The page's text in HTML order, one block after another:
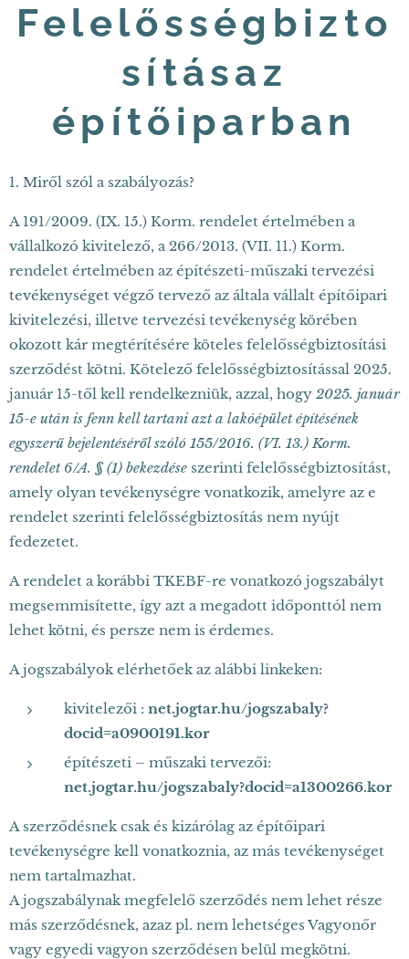
Felelősségbizto
sításaz
építőiparban
1. Miről szól a szabályozás?
A 191/2009. (IX. 15.) Korm. rendelet értelmében a
vállalkozó kivitelező, a 266/2013. (VII. 11.) Korm.
rendelet értelmében az építészeti-műszaki tervezési
tevékenységet végző tervező az általa vállalt építőipari
kivitelezési, illetve tervezési tevékenység körében
okozott kár megtérítésére köteles felelősségbiztosítási
szerződést kötni. Kötelező felelősségbiztosítással 2025.
január 15-től kell rendelkezniük, azzal, hogy 2025. január
15-e után is fenn kell tartani azt a lakóépület építésének
egyszerű bejelentéséről szóló 155/2016. (VI. 13.) Korm.
rendelet 6/A. § (1) bekezdése szerinti felelősségbiztosítást,
amely olyan tevékenységre vonatkozik, amelyre az e
rendelet szerinti felelősségbiztosítás nem nyújt
fedezetet.
A rendelet a korábbi TKEBF-re vonatkozó jogszabályt
megsemmisítette, így azt a megadott időponttól nem
lehet kötni, és persze nem is érdemes.
A jogszabályok elérhetőek az alábbi linkeken:
kivitelezői : net.jogtar.hu/jogszabaly?
docid=a0900191.kor
építészeti – műszaki tervezői:
net.jogtar.hu/jogszabaly?docid=a1300266.kor
A szerződésnek csak és kizárólag az építőipari
tevékenységre kell vonatkoznia, az más tevékenységet
nem tartalmazhat.
A jogszabálynak megfelelő szerződés nem lehet része
más szerződésnek, azaz pl. nem lehetséges Vagyonőr
vagy egyedi vagyon szerződésen belül megkötni.